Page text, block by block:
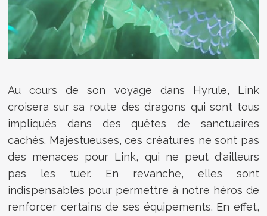
Au cours de son voyage dans Hyrule, Link
croisera sur sa route des dragons qui sont tous
impliqués dans des quêtes de sanctuaires
cachés. Majestueuses, ces créatures ne sont pas
des menaces pour Link, qui ne peut d'ailleurs
pas les tuer. En revanche, elles sont
indispensables pour permettre à notre héros de
renforcer certains de ses équipements. En effet,